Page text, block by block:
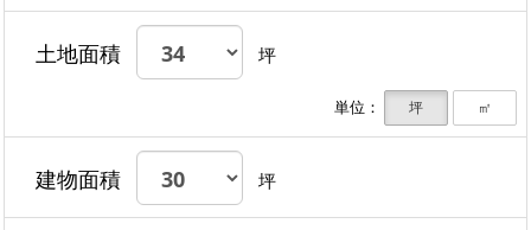
土地面積 坪
単位： 坪 ㎡
建物面積 坪